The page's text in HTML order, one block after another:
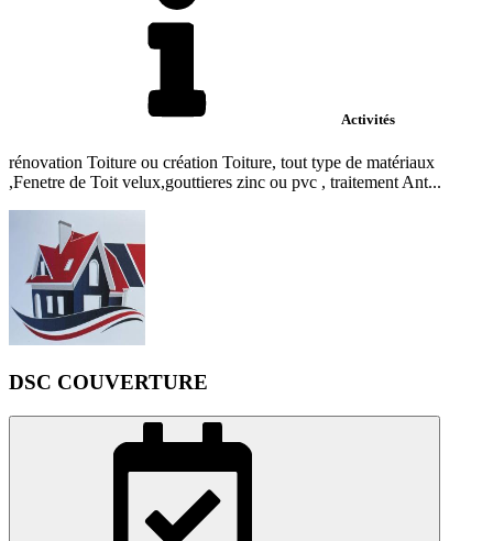
Activités
rénovation Toiture ou création Toiture, tout type de matériaux
,Fenetre de Toit velux,gouttieres zinc ou pvc , traitement Ant...
DSC COUVERTURE